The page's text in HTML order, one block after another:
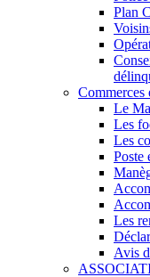
Plan
Commerces
Le
Les
Les
Poste
Les
Avis